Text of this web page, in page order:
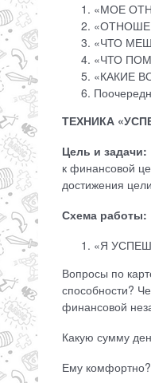
«МОЕ
«ЧТО
«ЧТО
«КАКИЕ
ТЕХНИКА
Цель и задачи:
к финансовой
достижения
Схема работы:
«Я
Вопросы по
способности?
финансовой
Какую сумму
Ему комфортно?